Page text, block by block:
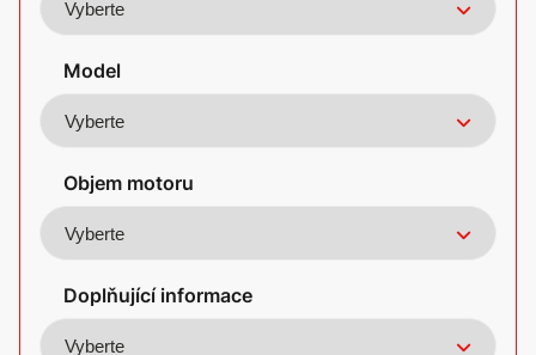
Model
Objem motoru
Doplňující informace